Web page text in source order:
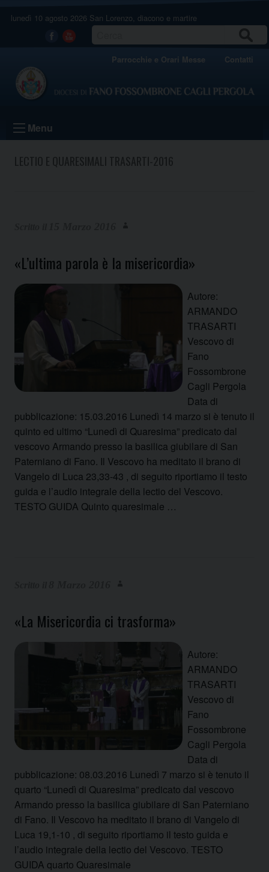
lunedì 10 agosto 2026 San Lorenzo, diacono e martire
Facebook
Youtube
Parrocchie e Orari Messe Contatti
Menu
«L’ultima parola è la misericordia»
Autore:
ARMANDO
TRASARTI
Vescovo di
Fano
Fossombrone
Cagli Pergola
Data di
pubblicazione: 15.03.2016 Lunedì 14 marzo si è tenuto il
quinto ed ultimo “Lunedì di Quaresima” predicato dal
vescovo Armando presso la basilica giubilare di San
Paterniano di Fano. Il Vescovo ha meditato il brano di
Vangelo di Luca 23,33-43 , di seguito riportiamo il testo
guida e l’audio integrale della lectio del Vescovo.
TESTO GUIDA Quinto quaresimale …
«La Misericordia ci trasforma»
Autore:
ARMANDO
TRASARTI
Vescovo di
Fano
Fossombrone
Cagli Pergola
Data di
pubblicazione: 08.03.2016 Lunedì 7 marzo si è tenuto il
quarto “Lunedì di Quaresima” predicato dal vescovo
Armando presso la basilica giubilare di San Paterniano
di Fano. Il Vescovo ha meditato il brano di Vangelo di
Luca 19,1-10 , di seguito riportiamo il testo guida e
l’audio integrale della lectio del Vescovo. TESTO
GUIDA quarto Quaresimale